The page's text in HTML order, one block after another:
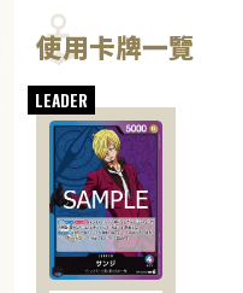
使用卡牌一覽